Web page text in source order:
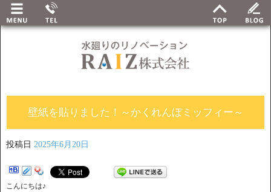
壁紙を貼りました！～かくれんぼミッフィー～
投稿日 2025年6月20日
こんにちは♪